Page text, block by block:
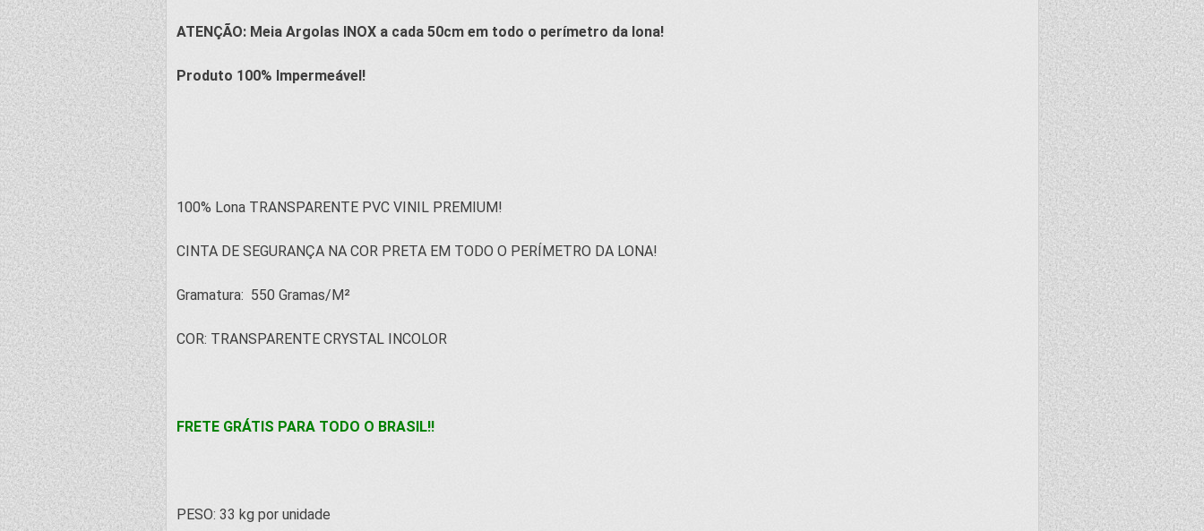
ATENÇÃO: Meia Argolas INOX a cada 50cm em todo o perímetro da lona!
Produto 100% Impermeável!
100% Lona TRANSPARENTE PVC VINIL PREMIUM!
CINTA DE SEGURANÇA NA COR PRETA EM TODO O PERÍMETRO DA LONA!
Gramatura: 550 Gramas/M²
COR: TRANSPARENTE CRYSTAL INCOLOR
FRETE GRÁTIS PARA TODO O BRASIL!!
PESO: 33 kg por unidade